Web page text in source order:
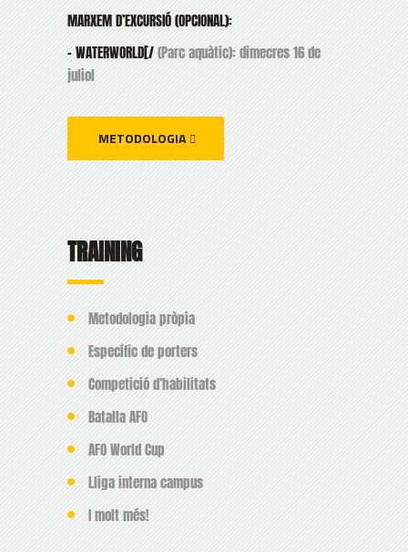
MARXEM D’EXCURSIÓ (OPCIONAL):
– WATERWORLD[/(Parc aquàtic): dimecres 16 de
juliol
METODOLOGIA
TRAINING
Metodologia pròpia
Específic de porters
Competició d’habilitats
Batalla AFO
AFO World Cup
Lliga interna campus
I molt més!